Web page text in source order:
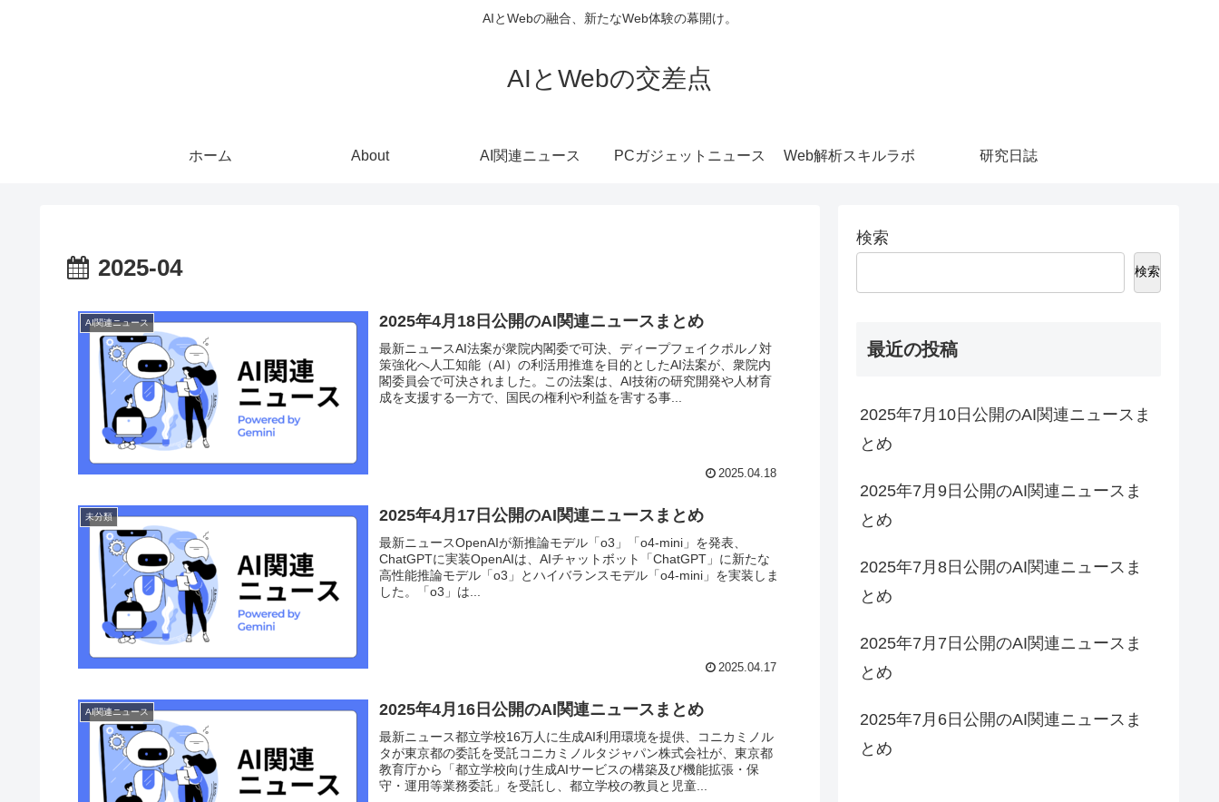
AIとWebの融合、新たなWeb体験の幕開け。
AIとWebの交差点
ホーム About AI関連ニュース PCガジェットニュース Web解析スキルラボ 研究日誌
2025-04
AI関連ニュース 2025年4月18日公開のAI関連ニュースまとめ
最新ニュースAI法案が衆院内閣委で可決、ディープフェイクポルノ対
策強化へ人工知能（AI）の利活用推進を目的としたAI法案が、衆院内
閣委員会で可決されました。この法案は、AI技術の研究開発や人材育
成を支援する一方で、国民の権利や利益を害する事...
2025.04.18
未分類 2025年4月17日公開のAI関連ニュースまとめ
最新ニュースOpenAIが新推論モデル「o3」「o4-mini」を発表、
ChatGPTに実装OpenAIは、AIチャットボット「ChatGPT」に新たな
高性能推論モデル「o3」とハイバランスモデル「o4-mini」を実装しま
した。「o3」は...
2025.04.17
AI関連ニュース 2025年4月16日公開のAI関連ニュースまとめ
最新ニュース都立学校16万人に生成AI利用環境を提供、コニカミノル
タが東京都の委託を受託コニカミノルタジャパン株式会社が、東京都
教育庁から「都立学校向け生成AIサービスの構築及び機能拡張・保
守・運用等業務委託」を受託し、都立学校の教員と児童...
検索
検索
最近の投稿
2025年7月10日公開のAI関連ニュースま
とめ
2025年7月9日公開のAI関連ニュースま
とめ
2025年7月8日公開のAI関連ニュースま
とめ
2025年7月7日公開のAI関連ニュースま
とめ
2025年7月6日公開のAI関連ニュースま
とめ